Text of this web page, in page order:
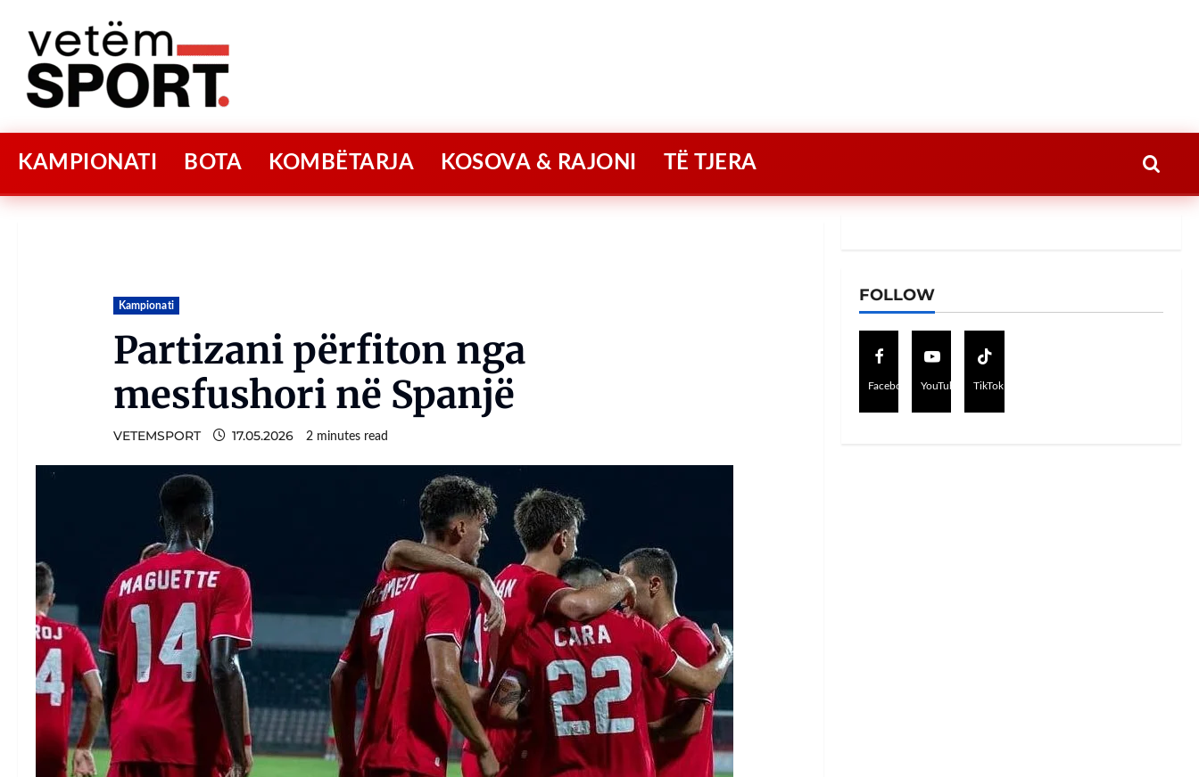
KAMPIONATI BOTA KOMBËTARJA KOSOVA & RAJONI TË TJERA
Kampionati
Partizani përfiton nga
mesfushori në Spanjë
VETEMSPORT 17.05.2026 2 minutes read
FOLLOW
Facebook YouTube TikTok